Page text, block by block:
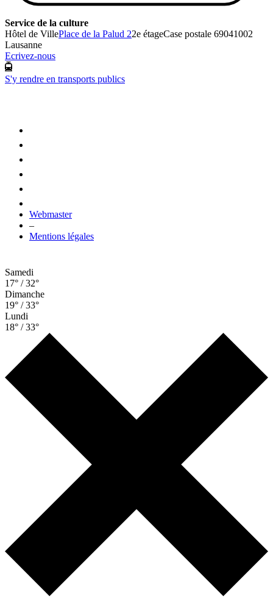
Service de la culture
Hôtel de VillePlace de la Palud 22e étageCase postale 69041002
Lausanne
Ecrivez-nous
S'y rendre en transports publics
Webmaster
–
Mentions légales
Samedi
17° / 32°
Dimanche
19° / 33°
Lundi
18° / 33°